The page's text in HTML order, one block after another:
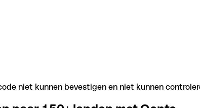
niet kunnen bevestigen en niet kunnen